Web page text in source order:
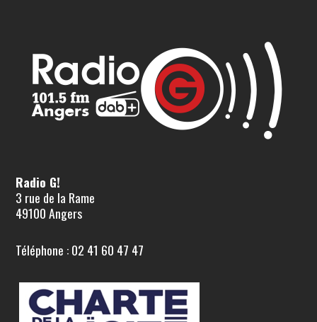
Radio G!
3 rue de la Rame
49100 Angers
Téléphone : 02 41 60 47 47